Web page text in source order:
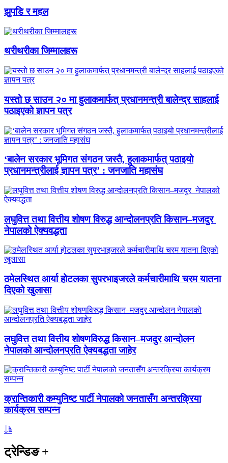
झुपडि र महल
थरीथरीका जिम्मालहरू
यस्तो छ साउन २० मा हुलाकमार्फत् प्रधानमन्त्री बालेन्द्र साहलाई
पठाइएको ज्ञापन पत्र
‘बालेन सरकार भूमिगत संगठन जस्तै, हुलाकमार्फत् पठाइयो
प्रधानमन्त्रीलाई ज्ञापन पत्र’ : जनजाति महासंघ
लघुवित्त तथा वित्तीय शोषण विरुद्ध आन्दोलनप्रति किसान–मजदुर
नेपालको ऐक्यवद्धता
ठमेलस्थित आर्या होटलका सुपरभाइजरले कर्मचारीमाथि चरम यातना
दिएको खुलासा
लघुवित्त तथा वित्तीय शोषणविरुद्ध किसान–मजदुर आन्दोलन
नेपालको आन्दोलनप्रति ऐक्यबद्धता जाहेर
क्रान्तिकारी कम्युनिष्ट पार्टी नेपालको जनतासँग अन्तरक्रिया
कार्यक्रम सम्पन्न
ट्रेन्डिङ+